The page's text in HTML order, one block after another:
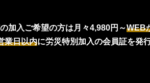
加入ご希望の方は月々4,980円～WEB
業日以内に労災特別加入の会員証を発